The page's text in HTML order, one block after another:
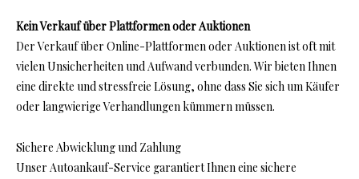
Kein Verkauf über Plattformen oder Auktionen
Der Verkauf über Online-Plattformen oder Auktionen ist oft mit
vielen Unsicherheiten und Aufwand verbunden. Wir bieten Ihnen
eine direkte und stressfreie Lösung, ohne dass Sie sich um Käufer
oder langwierige Verhandlungen kümmern müssen.
Sichere Abwicklung und Zahlung
Unser Autoankauf-Service garantiert Ihnen eine sichere